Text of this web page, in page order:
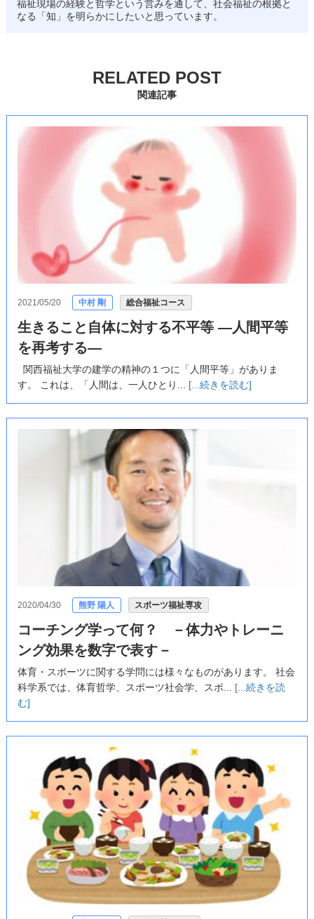
福祉現場の経験と哲学という営みを通して、社会福祉の根拠と
なる「知」を明らかにしたいと思っています。
RELATED POST
関連記事
2021/05/20 中村 剛 総合福祉コース
生きること自体に対する不平等 ―人間平等
を再考する―
関西福祉大学の建学の精神の１つに「人間平等」がありま
す。 これは、「人間は、一人ひとり... [...続きを読む]
2020/04/30 熊野 陽人 スポーツ福祉専攻
コーチング学って何？ －体力やトレーニ
ング効果を数字で表す－
体育・スポーツに関する学問には様々なものがあります。 社会
科学系では、体育哲学、スポーツ社会学、スポ... [...続きを読
む]